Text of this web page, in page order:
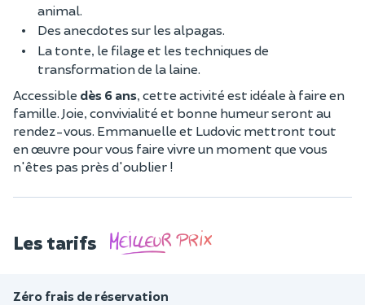
animal.
Des anecdotes sur les alpagas.
La tonte, le filage et les techniques de
transformation de la laine.
Accessible dès 6 ans, cette activité est idéale à faire en
famille. Joie, convivialité et bonne humeur seront au
rendez-vous. Emmanuelle et Ludovic mettront tout
en œuvre pour vous faire vivre un moment que vous
n'êtes pas près d'oublier !
Les tarifs
Zéro frais de réservation